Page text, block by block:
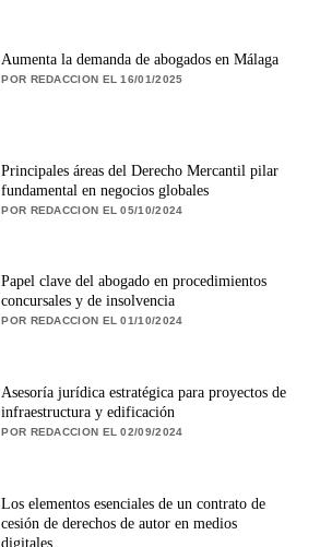
Aumenta la demanda de abogados en Málaga
POR REDACCION EL 16/01/2025
Principales áreas del Derecho Mercantil pilar
fundamental en negocios globales
POR REDACCION EL 05/10/2024
Papel clave del abogado en procedimientos
concursales y de insolvencia
POR REDACCION EL 01/10/2024
Asesoría jurídica estratégica para proyectos de
infraestructura y edificación
POR REDACCION EL 02/09/2024
Los elementos esenciales de un contrato de
cesión de derechos de autor en medios
digitales